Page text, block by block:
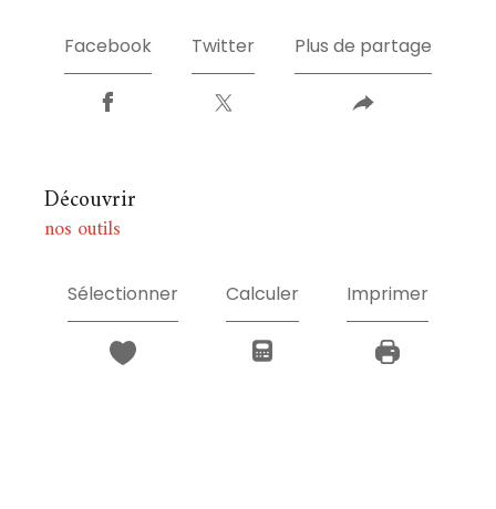
Facebook Twitter Plus de partage
découvrir
nos outils
Sélectionner Calculer Imprimer